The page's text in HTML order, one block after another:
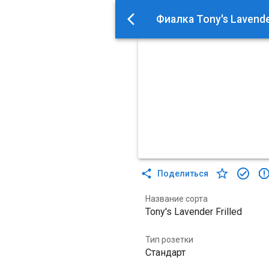
Фиалка Tony's
Поделиться
Название сорта
Tony's Lavender Frilled
Тип розетки
Стандарт